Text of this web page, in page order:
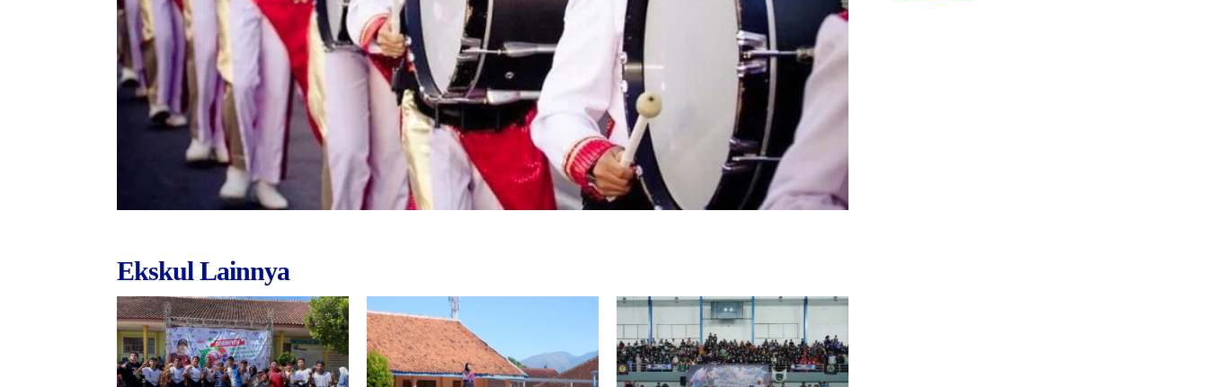
Ekskul Lainnya